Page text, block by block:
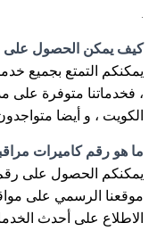
.
كيف يمكن الحصول على
يمكنكم التمتع بجميع
الكويت ، و أيضا
ما هو رقم كاميرات
يمكنكم الحصول على
موقعنا الرسمي على
الاطلاع على أحدث